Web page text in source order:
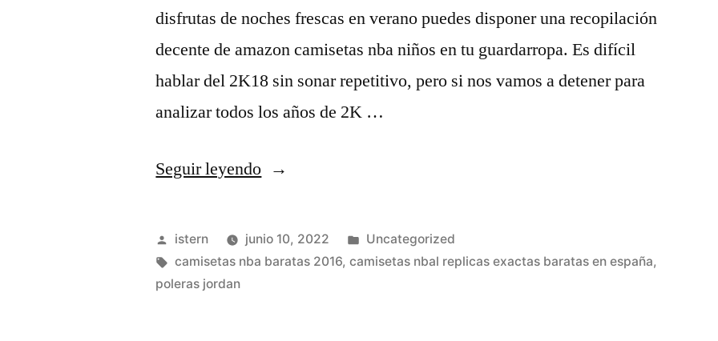
disfrutas de noches frescas en verano puedes disponer una recopilación
decente de amazon camisetas nba niños en tu guardarropa. Es difícil
hablar del 2K18 sin sonar repetitivo, pero si nos vamos a detener para
analizar todos los años de 2K …
Seguir leyendo«Bow
(rapero)
–
Publicado
por
istern junio 10, 2022
Publicado
en
Uncategorized
Etiquetas:
camisetas nba baratas 2016,camisetas nbal replicas exactas baratas en españa,
poleras jordan